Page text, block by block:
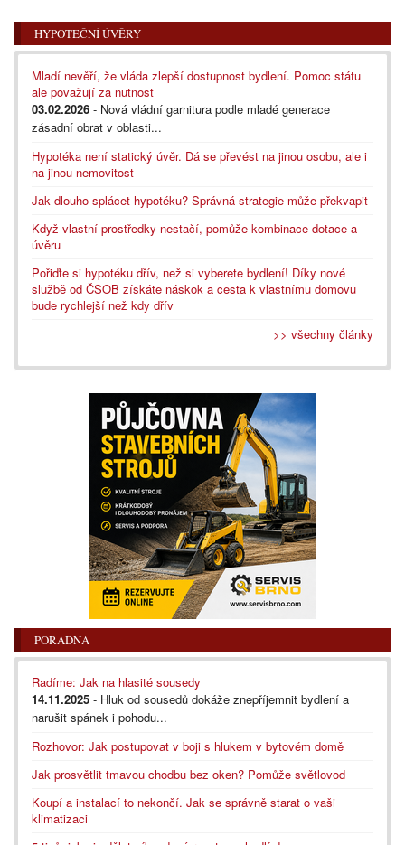
HYPOTEČNÍ ÚVĚRY
Mladí nevěří, že vláda zlepší dostupnost bydlení. Pomoc státu
ale považují za nutnost
03.02.2026 - Nová vládní garnitura podle mladé generace
zásadní obrat v oblasti...
Hypotéka není statický úvěr. Dá se převést na jinou osobu, ale i
na jinou nemovitost
Jak dlouho splácet hypotéku? Správná strategie může překvapit
Když vlastní prostředky nestačí, pomůže kombinace dotace a
úvěru
Pořiďte si hypotéku dřív, než si vyberete bydlení! Díky nové
službě od ČSOB získáte náskok a cesta k vlastnímu domovu
bude rychlejší než kdy dřív
>> všechny články
PORADNA
Radíme: Jak na hlasité sousedy
14.11.2025 - Hluk od sousedů dokáže znepříjemnit bydlení a
narušit spánek i pohodu...
Rozhovor: Jak postupovat v boji s hlukem v bytovém domě
Jak prosvětlit tmavou chodbu bez oken? Pomůže světlovod
Koupí a instalací to nekončí. Jak se správně starat o vaši
klimatizaci